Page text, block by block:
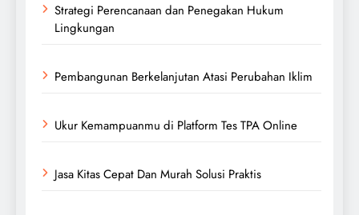
Strategi Perencanaan dan Penegakan Hukum
Lingkungan
Pembangunan Berkelanjutan Atasi Perubahan Iklim
Ukur Kemampuanmu di Platform Tes TPA Online
Jasa Kitas Cepat Dan Murah Solusi Praktis